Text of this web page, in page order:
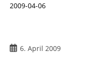
2009-04-06
Beitrag6. April 2009